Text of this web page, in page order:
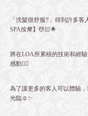
「洗髮很舒服‼️」得到許多
SPA按摩】💆🏻🌟
將在LOA所累積的技術和經
感動❤️‍🔥
為了讓更多的客人可以體驗
光臨☺️✨